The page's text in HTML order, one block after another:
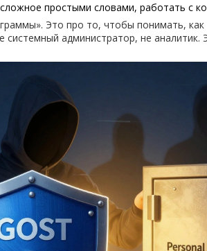
простыми словами, работать с
Это про то, чтобы понимать,
администратор, не